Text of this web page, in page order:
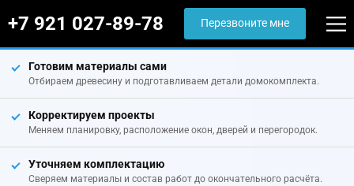
+7 921 027-89-78 Перезвоните мне
Готовим материалы сами
Отбираем древесину и подготавливаем детали домокомплекта.
Корректируем проекты
Меняем планировку, расположение окон, дверей и перегородок.
Уточняем комплектацию
Сверяем материалы и состав работ до окончательного расчёта.